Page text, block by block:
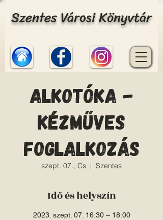
Szentes Városi Könyvtár
Alkotóka -
Kézműves
foglalkozás
szept. 07., Cs
  |
Szentes
Idő és helyszín
2023. szept. 07. 16:30 – 18:00